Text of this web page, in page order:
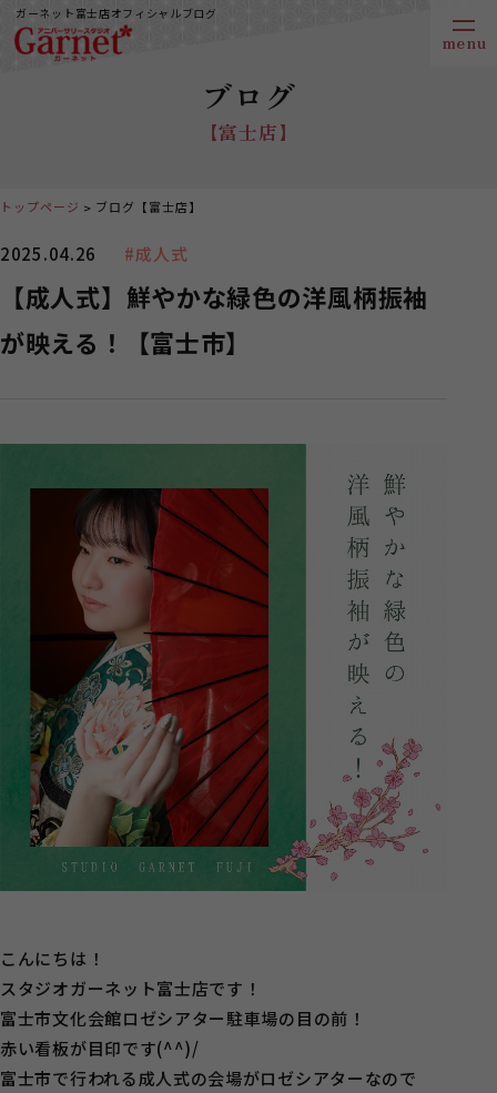
ガーネット富士店オフィシャルブログ
ブログ
【富士店】
2025.04.26 #成人式
【成人式】鮮やかな緑色の洋風柄振袖
が映える！【富士市】
こんにちは！
スタジオガーネット富士店です！
富士市文化会館ロゼシアター駐車場の目の前！
赤い看板が目印です(^^)/
富士市で行われる成人式の会場がロゼシアターなので
トップページ ブログ【富士店】